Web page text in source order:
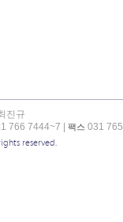
진규
766 7444~7 | 팩스 031
reserved.